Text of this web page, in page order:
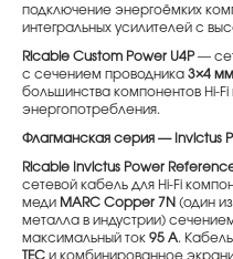
подключение энергоёмких
интегральных усилителей с
Ricable Custom Power U4P—
с сечением проводника 3×4
большинства компонентов Hi-
энергопотребления.
Флагманская серия — Invictus
Ricable Invictus Power
сетевой кабель для Hi-Fi
меди MARC Copper 7N (один
металла в индустрии)
максимальный ток 95 А.
TEC и комбинированное